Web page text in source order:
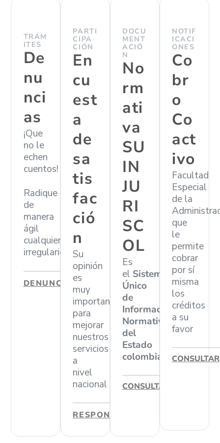
TRÁM
ITES
De
nu
nci
as
¡Que
no le
echen
cuentos!
Radique
de
manera
ágil
cualquier
irregularidad
DENUNCIAR
PARTI
CIPA
CIÓN
En
cu
est
a
de
sa
tis
fac
ció
n
Su
opinión
es
muy
importante
para
mejorar
nuestros
servicios
a
nivel
nacional
RESPONDER
DOCU
MENT
ACIÓ
N
No
rm
ati
va
SU
IN
JU
RI
SC
OL
Es
el Sistema
Único
de
Información
Normativa
del
Estado
colombiano
CONSULTAR
NOTIF
ICACI
ONES
Co
br
o
Co
act
ivo
Facultad
Especial
de la
que
le
permite
cobrar
por sí
misma
los
créditos
a su
favor
CONSULTAR